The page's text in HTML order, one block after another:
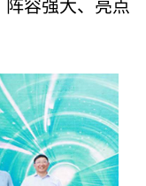
容强大、亮点